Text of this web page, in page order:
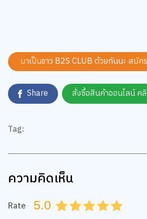
Tag:
ความคิดเห็น
Rate 5.0 5.0
4.5
4.0
3.5
3.0
2.5
2.0
1.5
1.0
0.5
เพิ่มรูปภาพ